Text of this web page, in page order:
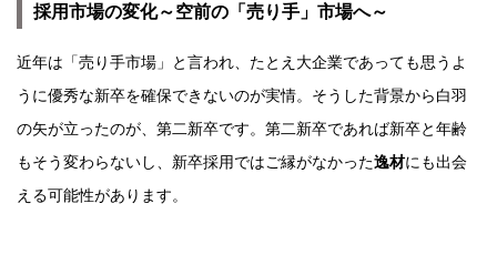
採用市場の変化～空前の「売り手」市場へ～
近年は「売り手市場」と言われ、たとえ大企業であっても思うよ
うに優秀な新卒を確保できないのが実情。そうした背景から白羽
の矢が立ったのが、第二新卒です。第二新卒であれば新卒と年齢
もそう変わらないし、新卒採用ではご縁がなかった逸材にも出会
える可能性があります。